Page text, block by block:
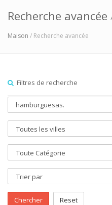
Recherche avancée
Maison / Recherche avancée
Filtres de recherche
Chercher Reset